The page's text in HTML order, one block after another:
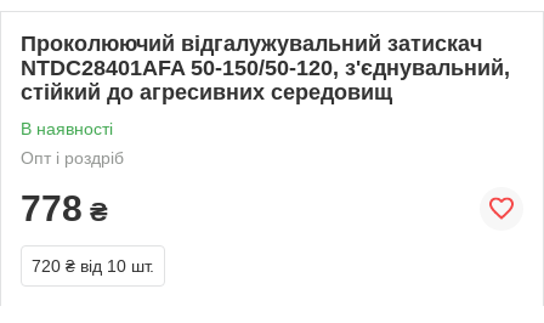
Проколюючий відгалужувальний затискач
NTDC28401AFA 50-150/50-120, з'єднувальний,
стійкий до агресивних середовищ
В наявності
Опт і роздріб
778 ₴
720 ₴ від 10 шт.